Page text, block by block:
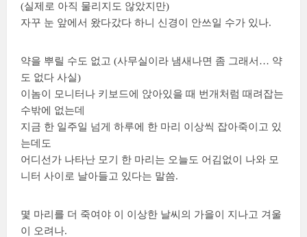
(실제로 아직 물리지도 않았지만)
자꾸 눈 앞에서 왔다갔다 하니 신경이 안쓰일 수가 있나.
약을 뿌릴 수도 없고 (사무실이라 냄새나면 좀 그래서… 약
도 없다 사실)
이놈이 모니터나 키보드에 앉아있을 때 번개처럼 때려잡는
수밖에 없는데
지금 한 일주일 넘게 하루에 한 마리 이상씩 잡아죽이고 있
는데도
어디선가 나타난 모기 한 마리는 오늘도 어김없이 나와 모
니터 사이로 날아들고 있다는 말씀.
몇 마리를 더 죽여야 이 이상한 날씨의 가을이 지나고 겨울
이 오려나.